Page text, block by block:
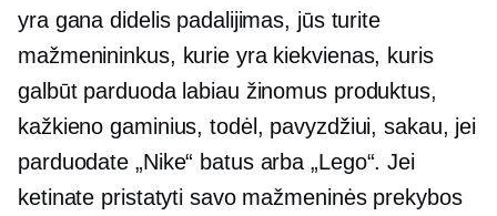
yra gana didelis padalijimas, jūs turite
mažmenininkus, kurie yra kiekvienas, kuris
galbūt parduoda labiau žinomus produktus,
kažkieno gaminius, todėl, pavyzdžiui, sakau, jei
parduodate „Nike“ batus arba „Lego“. Jei
ketinate pristatyti savo mažmeninės prekybos